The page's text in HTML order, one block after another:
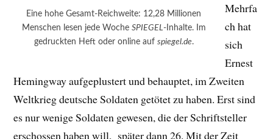
Eine hohe Gesamt-Reichweite: 12,28 Millionen
Menschen lesen jede Woche SPIEGEL-Inhalte. Im
gedruckten Heft oder online auf spiegel.de.
Mehrfa
ch hat
sich
Ernest
Hemingway aufgeplustert und behauptet, im Zweiten
Weltkrieg deutsche Soldaten getötet zu haben. Erst sind
es nur wenige Soldaten gewesen, die der Schriftsteller
erschossen haben will, später dann 26. Mit der Zeit